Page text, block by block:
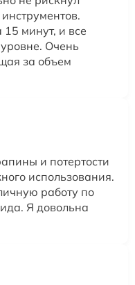
15 минут, и все
Очень
за объем
и потертости
использования.
работу по
Я довольна